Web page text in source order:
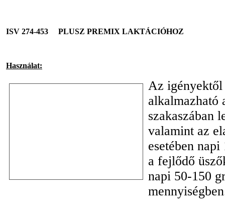
ISV 274-453 PLUSZ PREMIX LAKTÁCIÓHOZ
Használat:
Az igényektől
alkalmazható
szakaszában
valamint az
esetében
a fejlődő
napi 50-150